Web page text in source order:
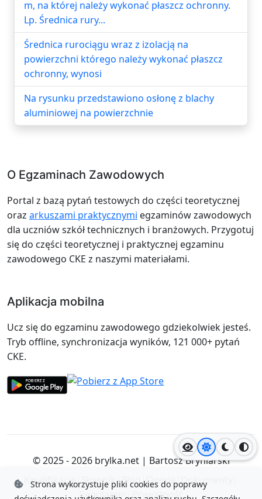
Jasny motyw
Ciemny
m, na której należy wykonać płaszcz ochronny.
Lp. Średnica rury...
Średnica rurociągu wraz z izolacją na
powierzchni którego należy wykonać płaszcz
ochronny, wynosi
Na rysunku przedstawiono osłonę z blachy
aluminiowej na powierzchnie
O Egzaminach Zawodowych
Portal z bazą pytań testowych do części teoretycznej
oraz arkuszami praktycznymi egzaminów zawodowych
dla uczniów szkół technicznych i branżowych. Przygotuj
się do części teoretycznej i praktycznej egzaminu
zawodowego CKE z naszymi materiałami.
Aplikacja mobilna
Ucz się do egzaminu zawodowego gdziekolwiek jesteś.
Tryb offline, synchronizacja wyników, 121 000+ pytań
CKE.
© 2025 - 2026 brylka.net| Bartosz Bryniarski
Kwalifikacje|Słownik|Blog|Opinie|Dokumenty
Regulamin|Prywatność
Strona wykorzystuje pliki cookies do poprawy